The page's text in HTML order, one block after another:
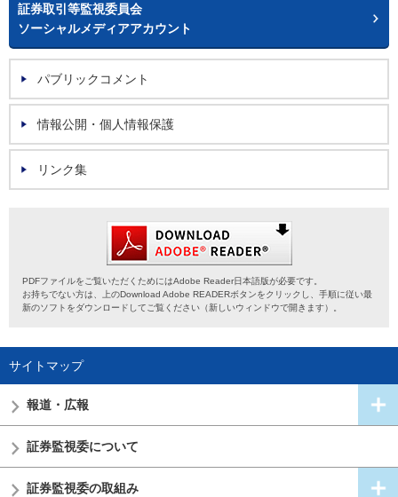
証券取引等監視委員会
ソーシャルメディアアカウント
パブリックコメント
情報公開・個人情報保護
リンク集
PDFファイルをご覧いただくためにはAdobe Reader日本語版が必要です。
お持ちでない方は、上のDownload Adobe READERボタンをクリックし、手順に従い最
新のソフトをダウンロードしてご覧ください（新しいウィンドウで開きます）。
サイトマップ
報道・広報
証券監視委について
証券監視委の取組み